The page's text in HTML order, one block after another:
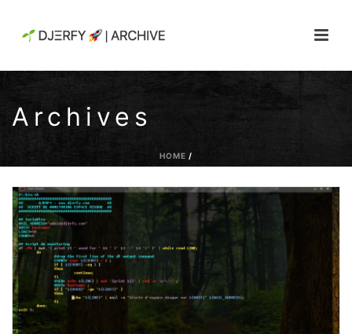
Archives
HOME /